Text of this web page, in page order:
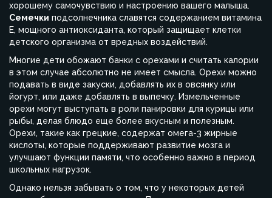
хорошему самочувствию и настроению вашего малыша.
Семечки подсолнечника славятся содержанием витамина
E, мощного антиоксиданта, который защищает клетки
детского организма от вредных воздействий.
Многие дети обожают банки с орехами и считать калории
в этом случае абсолютно не имеет смысла. Орехи можно
подавать в виде закуски, добавлять их в овсянку или
йогурт, или даже добавлять в выпечку. Измельченные
орехи могут выступать в роли панировки для курицы или
рыбы, делая блюдо еще более вкусным и полезным.
Орехи, такие как грецкие, содержат омега-3 жирные
кислоты, которые поддерживают развитие мозга и
улучшают функции памяти, что особенно важно в период
школьных нагрузок.
Однако нельзя забывать о том, что у некоторых детей